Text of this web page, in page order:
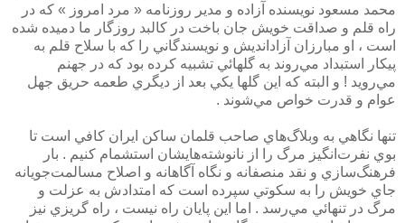
محمد مسعود نويسنده آزاده‌ و مدير روزنامه « مرد امروز » كه در
راه قلم و صداقت خويش جان باخت در كالبد روزگار ما دميده شده
است ،‌ او مبارزان آزادانديش و نويسندگاني را كه با سلاح قلم به
پيكار استبداد مي‌روند به گلهائي تشبيه كرده بود كه در جهنم
مي‌رويد ! و البته كه اين گلها يكي بعد از ديگري طعمه حريق جهل
عوام و قدرت خواص مي‌شوند .
تنها نگاهي به وبلاگ‌هاي صاحب قلمان ساكن ايران كافي است تا
بوي نفرت‌انگيز مرگ را از نانوشته‌هايشان استشمام كنيم . بار
فرهنگ‌سازي و نقد منصفانه و نگاه آگاهانه و اصلاح مسالمت‌جويانه
جاي خويش را به سكوتي سپرده است كه امتدادش به عزلت و
مرگ در تنهائي مي‌رسد . اما اين پايان راه نيست ، راه گريزي نيز